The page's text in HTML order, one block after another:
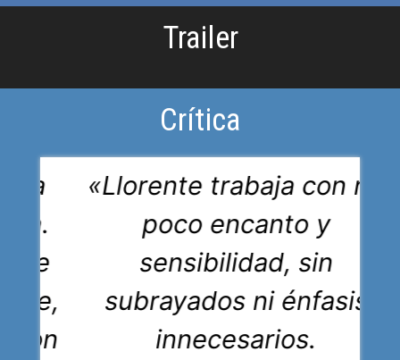
Trailer
Crítica
con
«Llorente trabaja con no
poco encanto y
sensibilidad, sin
subrayados ni énfasis
innecesarios.